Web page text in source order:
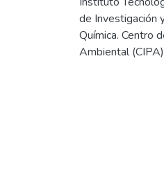
de Investigación
Química. Centro
Ambiental (CIPA)